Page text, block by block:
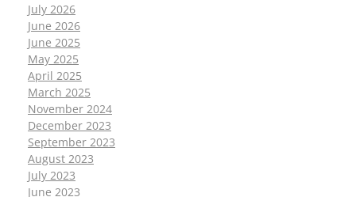
July 2026
June 2026
June 2025
May 2025
April 2025
March 2025
November 2024
December 2023
September 2023
August 2023
July 2023
June 2023